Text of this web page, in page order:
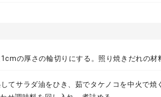
の厚さの輪切りにする。照り焼きだれの材
てサラダ油をひき、茹でタケノコを中火で